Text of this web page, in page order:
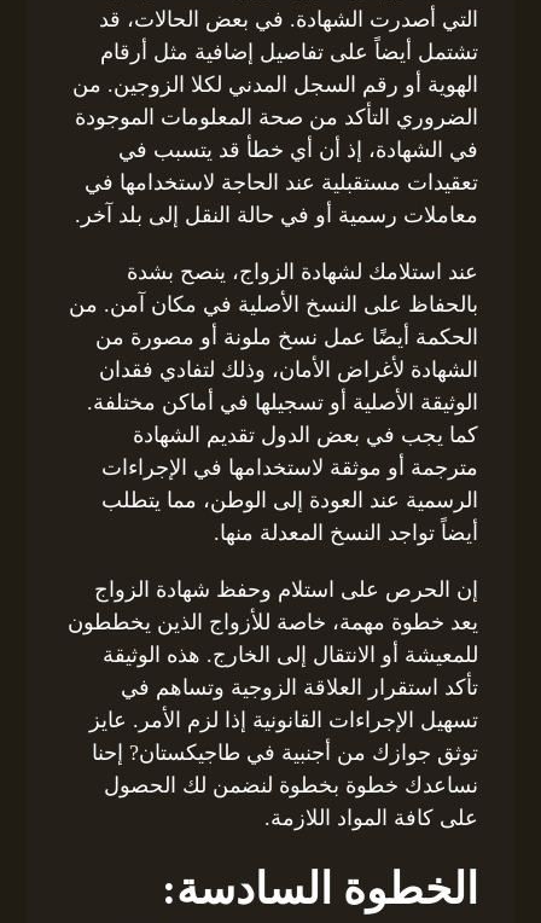
التي أصدرت الشهادة. في بعض الحالات، قد
تشتمل أيضاً على تفاصيل إضافية مثل أرقام
الهوية أو رقم السجل المدني لكلا الزوجين. من
الضروري التأكد من صحة المعلومات الموجودة
في الشهادة، إذ أن أي خطأ قد يتسبب في
تعقيدات مستقبلية عند الحاجة لاستخدامها في
معاملات رسمية أو في حالة النقل إلى بلد آخر.
عند استلامك لشهادة الزواج، ينصح بشدة
بالحفاظ على النسخ الأصلية في مكان آمن. من
الحكمة أيضًا عمل نسخ ملونة أو مصورة من
الشهادة لأغراض الأمان، وذلك لتفادي فقدان
الوثيقة الأصلية أو تسجيلها في أماكن مختلفة.
كما يجب في بعض الدول تقديم الشهادة
مترجمة أو موثقة لاستخدامها في الإجراءات
الرسمية عند العودة إلى الوطن، مما يتطلب
أيضاً تواجد النسخ المعدلة منها.
إن الحرص على استلام وحفظ شهادة الزواج
يعد خطوة مهمة، خاصة للأزواج الذين يخططون
للمعيشة أو الانتقال إلى الخارج. هذه الوثيقة
تأكد استقرار العلاقة الزوجية وتساهم في
تسهيل الإجراءات القانونية إذا لزم الأمر. عايز
توثق جوازك من أجنبية في طاجيكستان? إحنا
نساعدك خطوة بخطوة لنضمن لك الحصول
على كافة المواد اللازمة.
الخطوة السادسة: